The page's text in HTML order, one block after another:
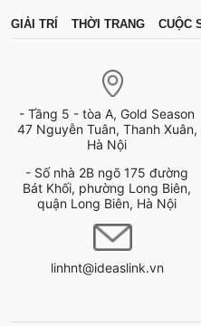
GIẢI TRÍ THỜI TRANG CUỘC
- Tầng 5 - tòa A, Gold Season
47 Nguyễn Tuân, Thanh Xuân,
Hà Nội
- Số nhà 2B ngõ 175 đường
Bát Khối, phường Long Biên,
quận Long Biên, Hà Nội
linhnt@ideaslink.vn